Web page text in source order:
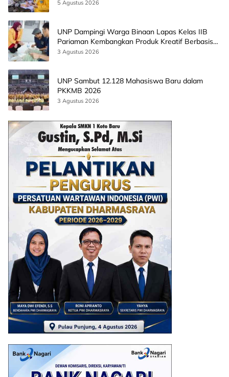
5 Agustus 2026
UNP Dampingi Warga Binaan Lapas Kelas IIB
Pariaman Kembangkan Produk Kreatif Berbasis
AI
3 Agustus 2026
UNP Sambut 12.128 Mahasiswa Baru dalam
PKKMB 2026
3 Agustus 2026